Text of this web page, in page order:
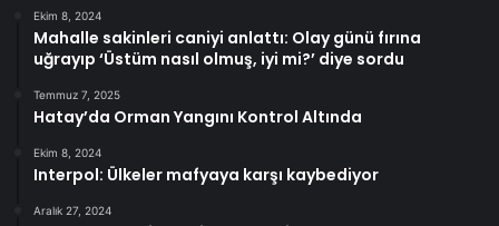
Ekim 8, 2024
Mahalle sakinleri caniyi anlattı: Olay günü fırına
uğrayıp ‘Üstüm nasıl olmuş, iyi mi?’ diye sordu
Temmuz 7, 2025
Hatay’da Orman Yangını Kontrol Altında
Ekim 8, 2024
Interpol: Ülkeler mafyaya karşı kaybediyor
Aralık 27, 2024